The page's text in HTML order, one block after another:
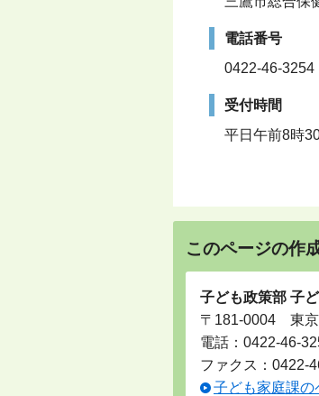
電話番号
0422-46-3254
受付時間
平日午前8時
このページの作
子ども政策部 子
〒181-0004 東京
電話： 0422-46-
ファクス：0422-
子ども家庭課の